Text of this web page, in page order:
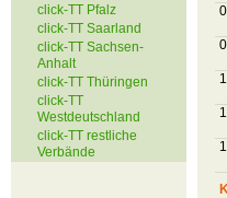
click-TT Pfalz
click-TT Saarland
click-TT Sachsen-
Anhalt
click-TT Thüringen
click-TT
Westdeutschland
click-TT restliche
Verbände